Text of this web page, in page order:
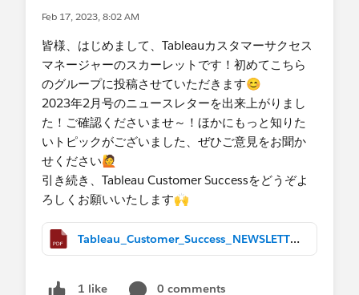
Feb 17, 2023, 8:02 AM
皆様、はじめまして、Tableauカスタマーサクセス
マネージャーのスカーレットです！初めてこちら
のグループに投稿させていただきます😊
2023年2月号の​ニュースレターを出来上がりまし
た！ご確認くださいませ～！ほかにもっと知りた
いトピックがございました、ぜひご意見をお聞か
せください🙋
引き続き、Tableau Customer Successをどうぞよ
ろしくお願いいたします​🙌
Tableau_Customer_Success_NEWSLETTER_Feb2023.pdf
1 like 0 comments